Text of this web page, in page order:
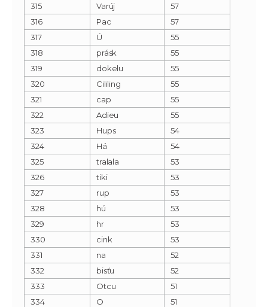
315
Varúj
57
316
Pac
57
317
Ú
55
318
prásk
55
319
dokelu
55
320
Cililing
55
321
cap
55
322
Adieu
55
323
Hups
54
324
Há
54
325
tralala
53
326
tiki
53
327
rup
53
328
hú
53
329
hr
53
330
cink
53
331
na
52
332
bisťu
52
333
Otcu
51
334
O
51